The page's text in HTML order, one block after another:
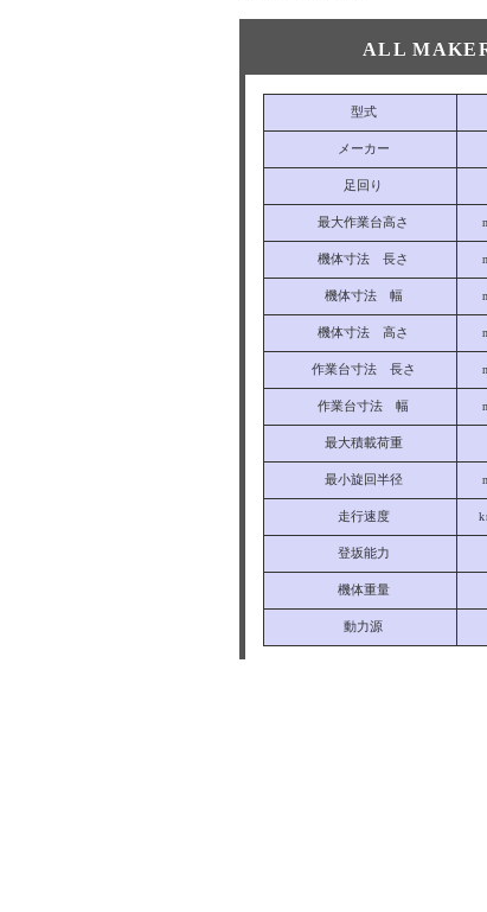
ALL
型式
メーカー
足回り
最大作業台高さ
機体寸法 長さ
機体寸法 幅
機体寸法 高さ
作業台寸法 長さ
作業台寸法 幅
最大積載荷重
最小旋回半径
走行速度
登坂能力
機体重量
動力源